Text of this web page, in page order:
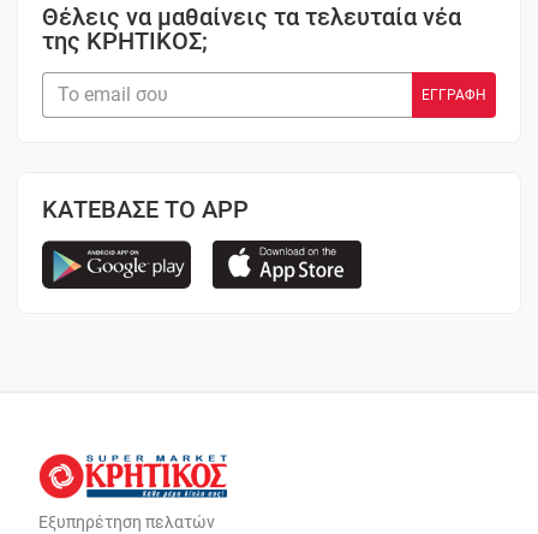
Θέλεις να μαθαίνεις τα τελευταία νέα
της ΚΡΗΤΙΚΟΣ;
ΚΑΤΕΒΑΣΕ ΤΟ APP
Εξυπηρέτηση πελατών